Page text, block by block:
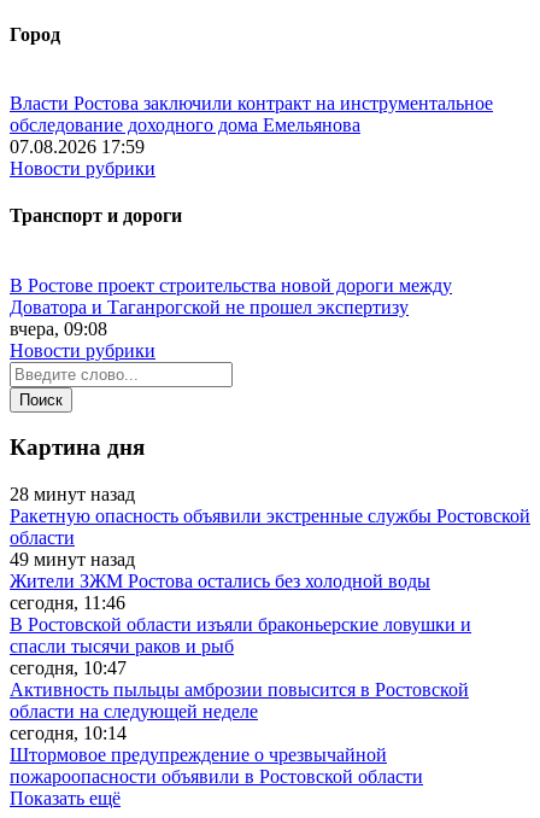
Город
Власти Ростова заключили контракт на инструментальное
обследование доходного дома Емельянова
07.08.2026 17:59
Новости рубрики
Транспорт и дороги
В Ростове проект строительства новой дороги между
Доватора и Таганрогской не прошел экспертизу
вчера, 09:08
Новости рубрики
Картина дня
28 минут назад
Ракетную опасность объявили экстренные службы Ростовской
области
49 минут назад
Жители ЗЖМ Ростова остались без холодной воды
сегодня, 11:46
В Ростовской области изъяли браконьерские ловушки и
спасли тысячи раков и рыб
сегодня, 10:47
Активность пыльцы амброзии повысится в Ростовской
области на следующей неделе
сегодня, 10:14
Штормовое предупреждение о чрезвычайной
пожароопасности объявили в Ростовской области
Показать ещё